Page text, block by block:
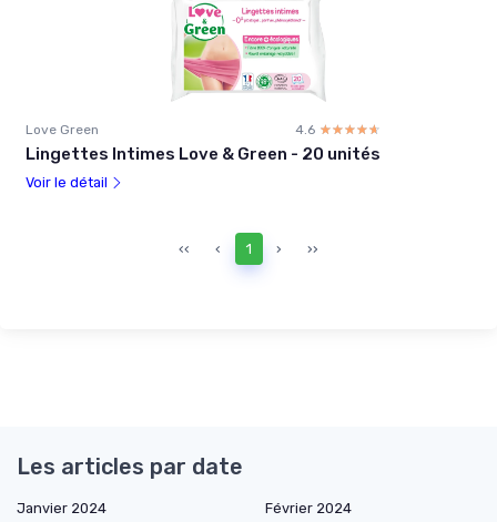
Love Green 4.6 ☆☆☆☆☆
★★★★★
Lingettes Intimes Love & Green - 20 unités
Voir le détail
‹‹ ‹ 1 › ››
Les articles par date
Janvier 2024
Février 2024